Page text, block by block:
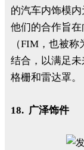
的汽车内饰模内
他们的合作旨
（FIM，也被
结合，以满足
格栅和雷达罩。
18. 广泽饰件